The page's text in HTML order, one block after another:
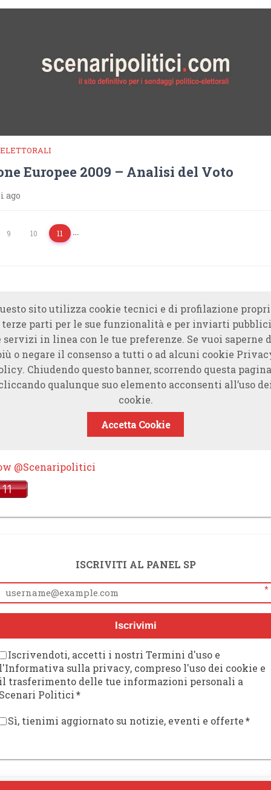
Europee 2009 – Analisi del Voto
ago
…
9 10 11
sito utilizza cookie tecnici e di profilazione propri
parti per le sue funzionalità e per inviarti
servizi in linea con le tue preferenze. Se vuoi saperne
o negare il consenso a tutti o ad alcuni cookie
Chiudendo questo banner, scorrendo questa
qualunque suo elemento acconsenti all’uso
cookie.
Accetta Cookie
@Scenaripolitici
ISCRIVITI AL PANEL SP
*
Iscrivimi
Iscrivendoti, accetti i nostri Termini d'uso e
sulla privacy, compreso l'uso dei cookie e
trasferimento delle tue informazioni personali a
Politici*
Sì, tienimi aggiornato su notizie, eventi e offerte*